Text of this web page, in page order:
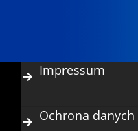
Impressum
Ochrona danych